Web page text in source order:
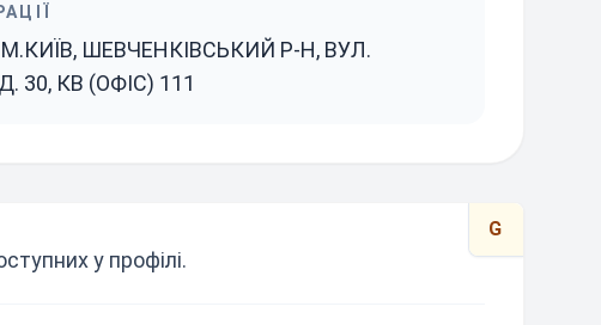
М.КИЇВ, ШЕВЧЕНКІВСЬКИЙ Р-Н, ВУЛ.
30, КВ (ОФІС) 111
G
у профілі.